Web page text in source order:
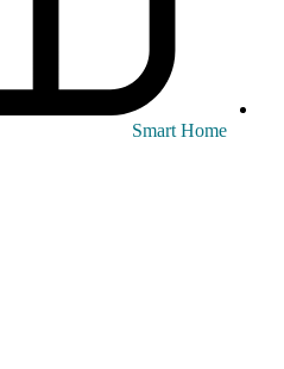
Smart Home